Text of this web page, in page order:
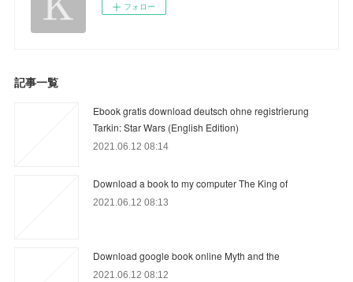
フォロー
記事一覧
Ebook gratis download deutsch ohne registrierung
Tarkin: Star Wars (English Edition)
2021.06.12 08:14
Download a book to my computer The King of
2021.06.12 08:13
Download google book online Myth and the
2021.06.12 08:12